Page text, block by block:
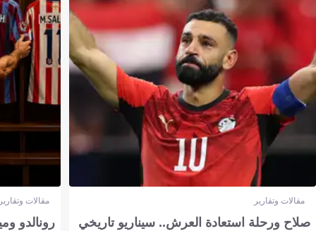
مقالات وتقارير
صلاح ورحلة استعادة العرش.. سيناريو تاريخي
مقالات
رونالدو